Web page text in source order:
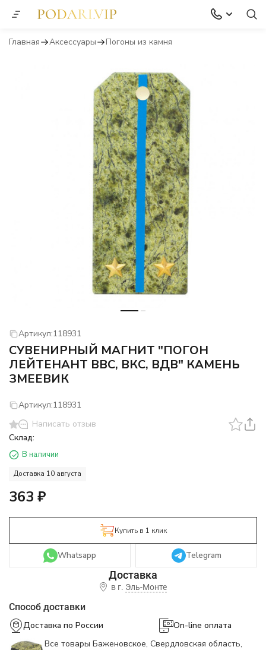
Главная Аксессуары Погоны из камня
Артикул:118931
СУВЕНИРНЫЙ МАГНИТ "ПОГОН
ЛЕЙТЕНАНТ ВВС, ВКС, ВДВ" КАМЕНЬ
ЗМЕЕВИК
Артикул:118931
Написать отзыв
Склад:
В наличии
Доставка 10 августа
363 ₽
Купить в 1 клик
Whatsapp Telegram
в г. Эль-Монте
Способ доставки
Доставка по России
On-line оплата
Все товары Баженовское, Свердловская область,